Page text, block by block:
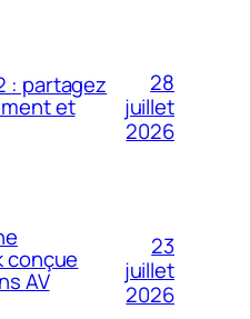
: partagez
et
28
juillet
2026
conçue
AV
23
juillet
2026